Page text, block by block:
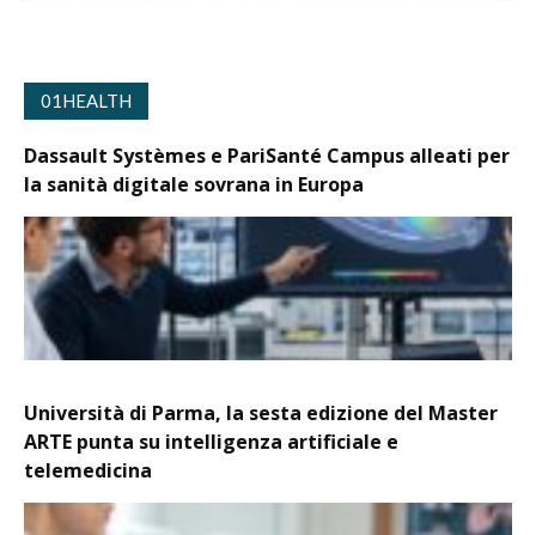
01HEALTH
Dassault Systèmes e PariSanté Campus alleati per
la sanità digitale sovrana in Europa
Università di Parma, la sesta edizione del Master
ARTE punta su intelligenza artificiale e
telemedicina